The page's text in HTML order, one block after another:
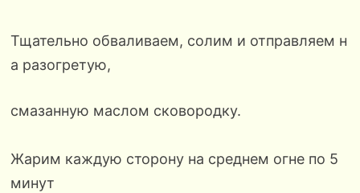
Тщательно обваливаем, солим и отправляем н
а разогретую,
смазанную маслом сковородку.
Жарим каждую сторону на среднем огне по 5
минут